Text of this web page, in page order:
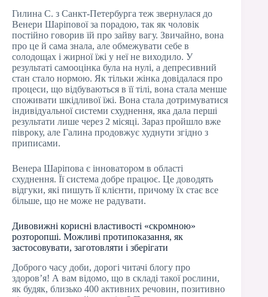
Гилина С. з Санкт-Петербурга теж звернулася до
Венери Шаріпової за порадою, так як чоловік
постійно говорив їй про зайву вагу. Звичайно, вона
про це й сама знала, але обмежувати себе в
солодощах і жирної їжі у неї не виходило. У
результаті самооцінка була на нулі, а депресивний
стан стало нормою. Як тільки жінка довідалася про
процеси, що відбуваються в її тілі, вона стала менше
споживати шкідливої їжі. Вона стала дотримуватися
індивідуальної системи схуднення, яка дала перші
результати лише через 2 місяці. Зараз пройшло вже
півроку, але Галина продовжує худнути згідно з
приписами.
Венера Шаріпова є інноватором в області
схуднення. Її система добре працює. Це доводять
відгуки, які пишуть її клієнти, причому їх стає все
більше, що не може не радувати.
Дивовижні корисні властивості «скромною»
розторопші. Можливі протипоказання, як
застосовувати, заготовляти і зберігати
Доброго часу доби, дорогі читачі блогу про
здоров’я! А вам відомо, що в складі такої рослини,
як будяк, близько 400 активних речовин, позитивно